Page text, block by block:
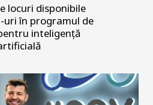
locuri disponibile
în programul de
inteligență